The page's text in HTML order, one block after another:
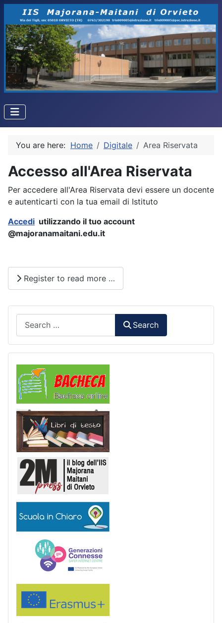
You are here: Home Digitale Area Riservata
Accesso all'Area Riservata
Per accedere all'Area Riservata devi essere un docente
e autenticarti con la tua email di Istituto
Accedi utilizzando il tuo account
@majoranamaitani.edu.it
Register to read more …
Search
Libri di Testo
Scuola in chiaro
Erasmus+